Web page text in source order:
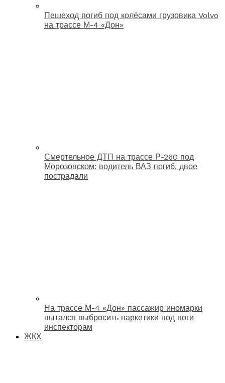
Пешеход погиб под колёсами грузовика Volvo
на трассе М-4 «Дон»
Смертельное ДТП на трассе Р-260 под
Морозовском: водитель ВАЗ погиб, двое
пострадали
На трассе М-4 «Дон» пассажир иномарки
пытался выбросить наркотики под ноги
инспекторам
ЖКХ